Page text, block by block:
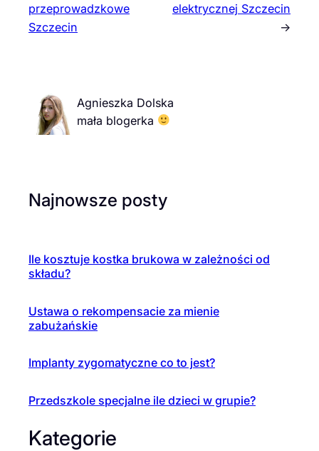
przeprowadzkowe
Szczecin
elektrycznej Szczecin
→
Agnieszka Dolska
mała blogerka
Najnowsze posty
Ile kosztuje kostka brukowa w zależności od
składu?
Ustawa o rekompensacie za mienie
zabużańskie
Implanty zygomatyczne co to jest?
Przedszkole specjalne ile dzieci w grupie?
Kategorie